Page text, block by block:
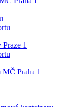
1
Praha 1